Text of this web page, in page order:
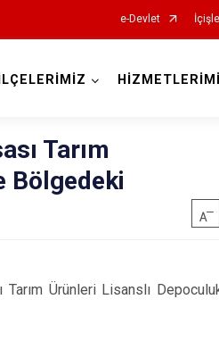
e-Devlet
Tarım
Bölgedeki
Ürünleri Lisanslı